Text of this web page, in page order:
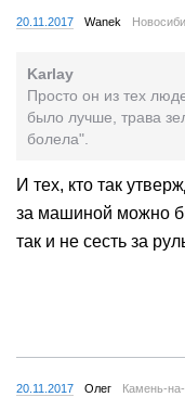
20.11.2017 Wanek
Karlay
Просто он из тех
было лучше, трава
болела".
И тех, кто так
за машиной можно
так и не сесть за
20.11.2017 Олег Камень-